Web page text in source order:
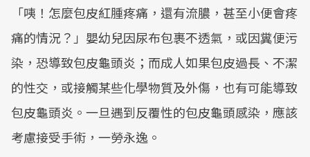
「咦！怎麼包皮紅腫疼痛，還有流膿，甚至小便會疼
痛的情況？」嬰幼兒因尿布包裹不透氣，或因糞便污
染，恐導致包皮龜頭炎；而成人如果包皮過長、不潔
的性交，或接觸某些化學物質及外傷，也有可能導致
包皮龜頭炎。一旦遇到反覆性的包皮龜頭感染，應該
考慮接受手術，一勞永逸。